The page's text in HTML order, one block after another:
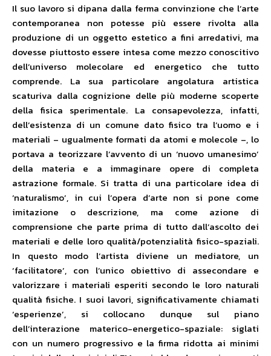
Il suo lavoro si dipana dalla ferma convinzione che l’arte
contemporanea non potesse più essere rivolta alla
produzione di un oggetto estetico a fini arredativi, ma
dovesse piuttosto essere intesa come mezzo conoscitivo
dell’universo molecolare ed energetico che tutto
comprende. La sua particolare angolatura artistica
scaturiva dalla cognizione delle più moderne scoperte
della fisica sperimentale. La consapevolezza, infatti,
dell’esistenza di un comune dato fisico tra l’uomo e i
materiali – ugualmente formati da atomi e molecole –, lo
portava a teorizzare l’avvento di un ‘nuovo umanesimo’
della materia e a immaginare opere di completa
astrazione formale. Si tratta di una particolare idea di
‘naturalismo’, in cui l’opera d’arte non si pone come
imitazione o descrizione, ma come azione di
comprensione che parte prima di tutto dall’ascolto dei
materiali e delle loro qualità/potenzialità fisico-spaziali.
In questo modo l’artista diviene un mediatore, un
‘facilitatore’, con l’unico obiettivo di assecondare e
valorizzare i materiali esperiti secondo le loro naturali
qualità fisiche. I suoi lavori, significativamente chiamati
‘esperienze’, si collocano dunque sul piano
dell’interazione materico-energetico-spaziale: siglati
con un numero progressivo e la firma ridotta ai minimi